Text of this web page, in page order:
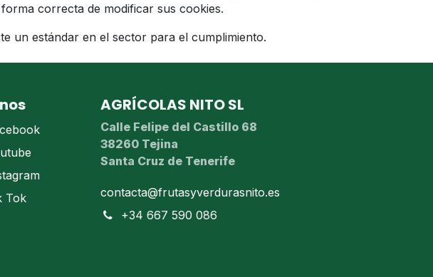
correcta de modificar sus cookies.
un estándar en el sector para el cumplimiento.
Tok
AGRÍCOLAS NITO SL
Calle Felipe del Castillo 68
38260 Tejina
Santa Cruz de Tenerife
contacta@frutasyverdurasnito.es
+34 667 590 086